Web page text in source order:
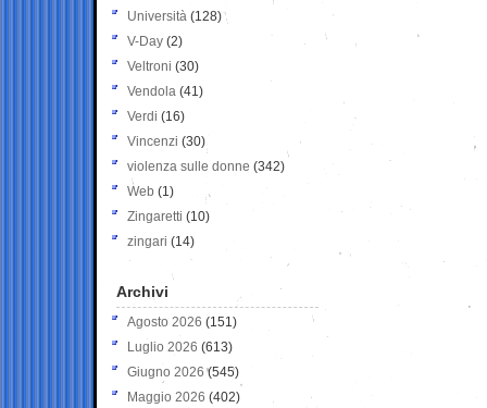
Università (128)
V-Day (2)
Veltroni (30)
Vendola (41)
Verdi (16)
Vincenzi (30)
violenza sulle donne (342)
Web (1)
Zingaretti (10)
zingari (14)
Archivi
Agosto 2026 (151)
Luglio 2026 (613)
Giugno 2026 (545)
Maggio 2026 (402)